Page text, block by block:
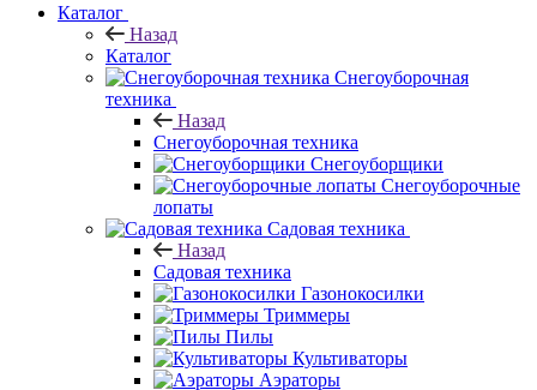
Каталог
Назад
Каталог
Снегоуборочная
техника
Назад
Снегоуборочная техника
Снегоуборщики
Снегоуборочные
лопаты
Садовая техника
Назад
Садовая техника
Газонокосилки
Триммеры
Пилы
Культиваторы
Аэраторы